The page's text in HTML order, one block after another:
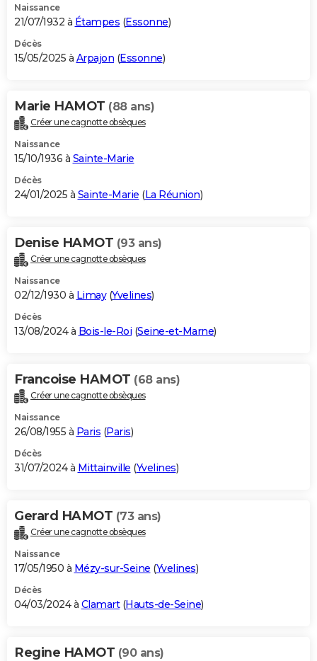
Naissance
21/07/1932 à Étampes (Essonne)
Décès
15/05/2025 à Arpajon (Essonne)
Marie HAMOT (88 ans)
Créer une cagnotte obsèques
Naissance
15/10/1936 à Sainte-Marie
Décès
24/01/2025 à Sainte-Marie (La Réunion)
Denise HAMOT (93 ans)
Créer une cagnotte obsèques
Naissance
02/12/1930 à Limay(Yvelines)
Décès
13/08/2024 à Bois-le-Roi (Seine-et-Marne)
Francoise HAMOT (68 ans)
Créer une cagnotte obsèques
Naissance
26/08/1955 à Paris (Paris)
Décès
31/07/2024 à Mittainville (Yvelines)
Gerard HAMOT (73 ans)
Créer une cagnotte obsèques
Naissance
17/05/1950 à Mézy-sur-Seine (Yvelines)
Décès
04/03/2024 à Clamart(Hauts-de-Seine)
Regine HAMOT (90 ans)